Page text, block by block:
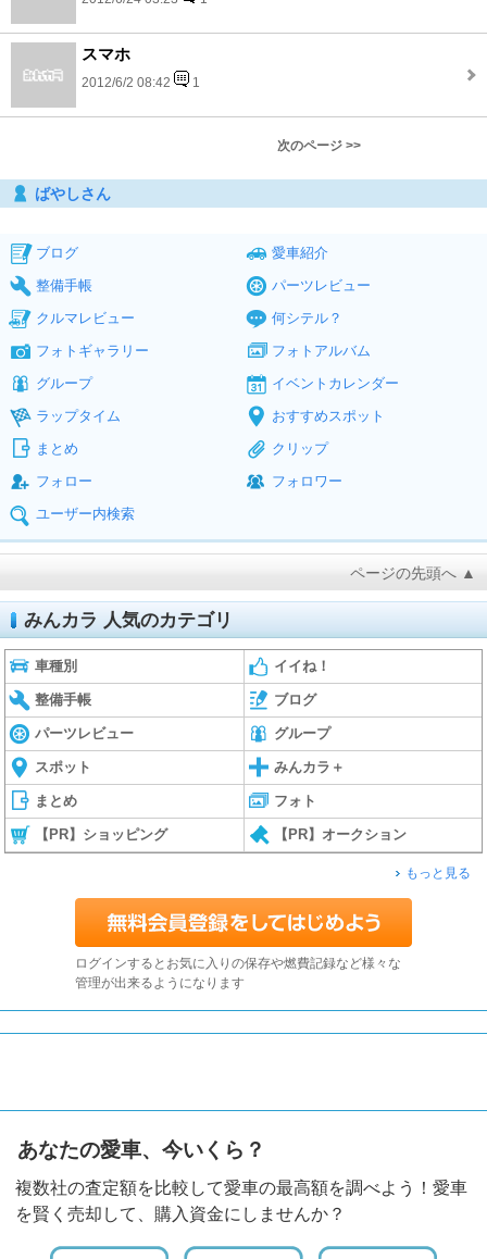
スマホ
2012/6/2 08:42 1
次のページ >>
ばやしさん
ブログ
愛車紹介
整備手帳
パーツレビュー
クルマレビュー
何シテル？
フォトギャラリー
フォトアルバム
グループ
イベントカレンダー
ラップタイム
おすすめスポット
まとめ
クリップ
フォロー
フォロワー
ユーザー内検索
ページの先頭へ ▲
みんカラ 人気のカテゴリ
車種別 イイね！
整備手帳 ブログ
パーツレビュー グループ
スポット みんカラ＋
まとめ フォト
【PR】ショッピング 【PR】オークション
もっと見る
ログインするとお気に入りの保存や燃費記録など様々な
管理が出来るようになります
あなたの愛車、今いくら？
複数社の査定額を比較して愛車の最高額を調べよう！愛車
を賢く売却して、購入資金にしませんか？